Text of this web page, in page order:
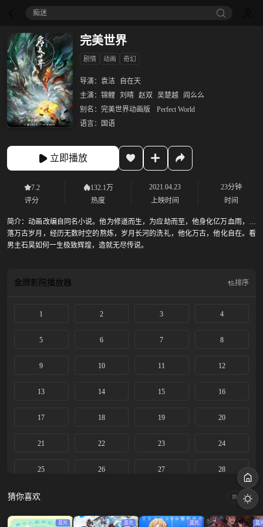
痴迷
完美世界
剧情 动画 奇幻
导演： 袁洁
自在天
主演： 锦鲤 刘晴 赵双 吴楚越
阎么么
别名： 完美世界动画版
Perfect World
语言：
国语
立即播放
7.2
评分
132.1万
热度
2021.04.23
上映时间
23分钟
时间
简介：动画改编自同名小说。他为修道而生，为应劫而至，他身化亿万血雨，洒
落万古岁月，经历无数时空的熬炼，岁月长河的洗礼，他化万古，他化自在。看
男主石昊如何一生极致辉煌，造就无尽传说。
金牌影院播放器 排序
1 2 3 4
5 6 7 8
9 10 11 12
13 14 15 16
17 18 19 20
21 22 23 24
25 26 27 28
29
33 34 35 36
猜你喜欢 换一换
蓝光 蓝光 蓝光 蓝